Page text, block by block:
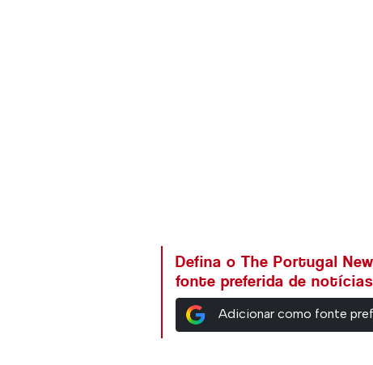
Defina o The Portugal
fonte preferida de
Adicionar como fonte